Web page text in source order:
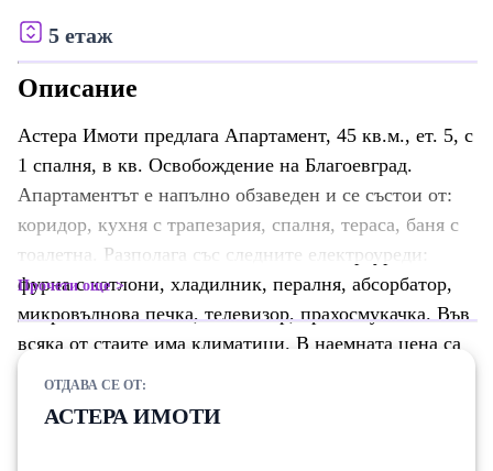
5 етаж
Описание
Астера Имоти предлага Апартамент, 45 кв.м., ет. 5, с
1 спалня, в кв. Освобождение на Благоевград.
Апартаментът е напълно обзаведен и се състои от:
коридор, кухня с трапезария, спалня, тераса, баня с
тоалетна. Разполага със следните електроуреди:
фурна с котлони, хладилник, пералня, абсорбатор,
микровълнова печка, телевизор, прахосмукачка. Във
всяка от стаите има климатици. В наемната цена са
Прочети още
ОТДАВА СЕ ОТ:
АСТЕРА ИМОТИ